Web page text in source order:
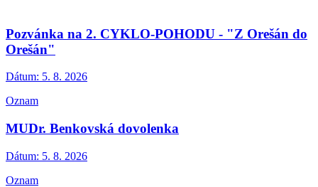
Pozvánka na 2. CYKLO-POHODU - "Z Orešán do
Orešán"
Dátum: 5. 8. 2026
Oznam
MUDr. Benkovská dovolenka
Dátum: 5. 8. 2026
Oznam